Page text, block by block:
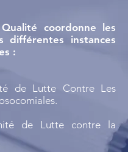
coordonne les
différentes instances
:
de Lutte Contre Les
de Lutte contre la